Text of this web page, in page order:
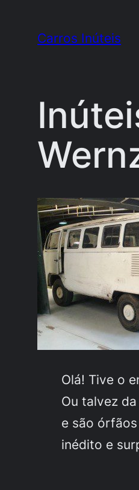
Carros Inúteis
Olá! Tive o
Ou talvez
e são
inédito e